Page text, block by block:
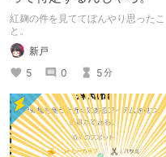
紅麹の件を見ててぼんやり思ったこ
と。
新戸
5
0 5分